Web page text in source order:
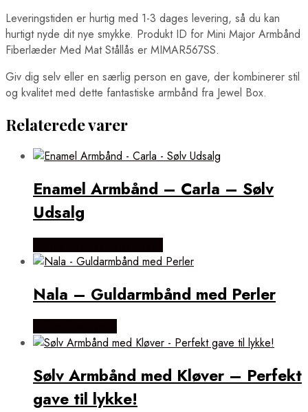
Leveringstiden er hurtig med 1-3 dages levering, så du kan
hurtigt nyde dit nye smykke. Produkt ID for Mini Major Armbånd
Fiberlæder Med Mat Stållås er MIMAR567SS.
Giv dig selv eller en særlig person en gave, der kombinerer stil
og kvalitet med dette fantastiske armbånd fra Jewel Box.
Relaterede varer
Enamel Armbånd – Carla – Sølv
Udsalg
Nala – Guldarmbånd med Perler
Sølv Armbånd med Kløver – Perfekt
gave til lykke!